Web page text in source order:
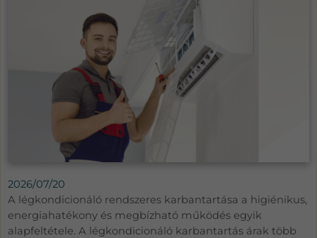
2026/07/20
A légkondicionáló rendszeres karbantartása a higiénikus,
energiahatékony és megbízható működés egyik
alapfeltétele. A légkondicionáló karbantartás árak több